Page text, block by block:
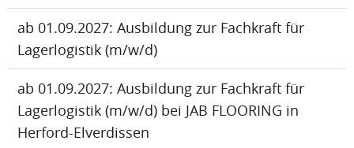
ab 01.09.2027: Ausbildung zur Fachkraft für
Lagerlogistik (m/w/d)
ab 01.09.2027: Ausbildung zur Fachkraft für
Lagerlogistik (m/w/d) bei JAB FLOORING in
Herford-Elverdissen